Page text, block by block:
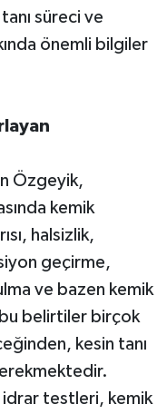
süreci ve
önemli bilgiler
Özgeyik,
kemik
halsizlik,
geçirme,
ve bazen kemik
bu belirtiler birçok
kesin tanı
idrar testleri, kemik